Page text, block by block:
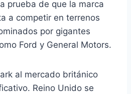
prueba de que la marca
a competir en terrenos
por gigantes
Ford y General Motors.
al mercado británico
Reino Unido se